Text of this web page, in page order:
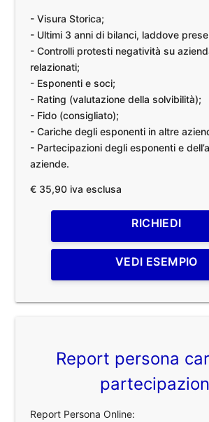
- Visura Storica;
- Ultimi 3 anni di bilanci, laddove
- Controlli protesti negatività su
relazionati;
- Esponenti e soci;
- Rating (valutazione della solvibilità);
- Fido (consigliato);
- Cariche degli esponenti in altre
- Partecipazioni degli esponenti e
aziende.
€ 35,90 iva esclusa
RICHIEDI
VEDI ESEMPIO
Report persona
Report Persona Online: